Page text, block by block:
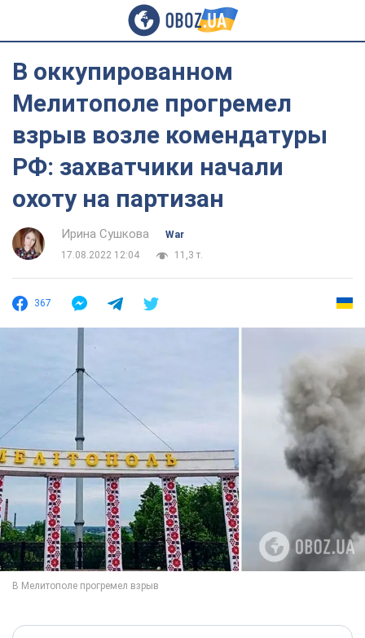
В оккупированном
Мелитополе прогремел
взрыв возле комендатуры
РФ: захватчики начали
охоту на партизан
Ирина Сушкова
War
17.08.2022 12:04
11,3 т.
367